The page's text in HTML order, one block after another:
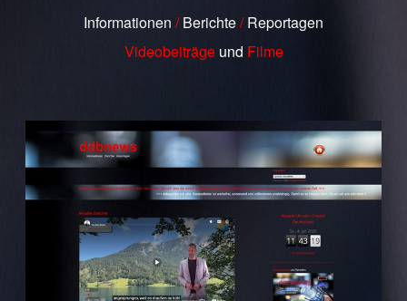
Informationen /Berichte/Reportagen
Videobeiträge und Filme